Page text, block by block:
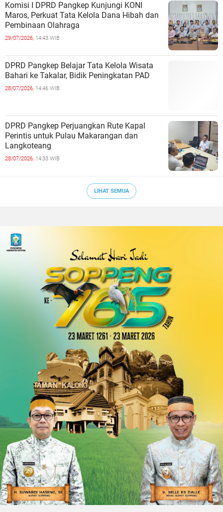
Komisi I DPRD Pangkep Kunjungi KONI
Maros, Perkuat Tata Kelola Dana Hibah dan
Pembinaan Olahraga
29/07/2026, 14:43 WIB
DPRD Pangkep Belajar Tata Kelola Wisata
Bahari ke Takalar, Bidik Peningkatan PAD
28/07/2026, 14:46 WIB
DPRD Pangkep Perjuangkan Rute Kapal
Perintis untuk Pulau Makarangan dan
Langkoteang
28/07/2026, 14:33 WIB
LIHAT SEMUA